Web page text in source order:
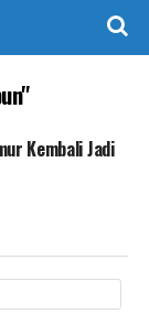
Kembali Jadi